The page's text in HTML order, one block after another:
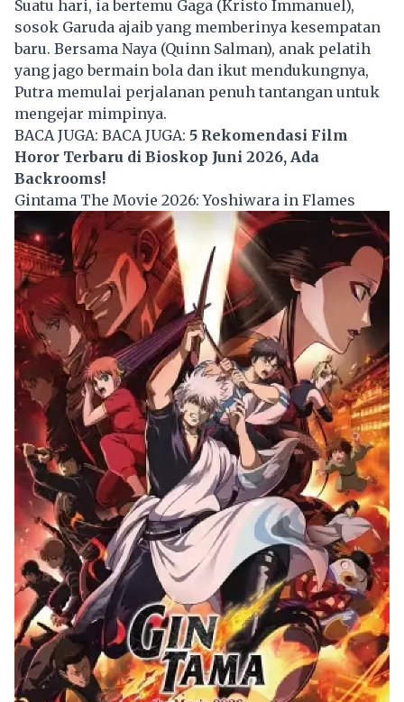
Suatu hari, ia bertemu Gaga (Kristo Immanuel),
sosok Garuda ajaib yang memberinya kesempatan
baru. Bersama Naya (Quinn Salman), anak pelatih
yang jago bermain bola dan ikut mendukungnya,
Putra memulai perjalanan penuh tantangan untuk
mengejar mimpinya.
BACA JUGA: BACA JUGA: 5 Rekomendasi Film
Horor Terbaru di Bioskop Juni 2026, Ada
Backrooms!
Gintama The Movie 2026: Yoshiwara in Flames